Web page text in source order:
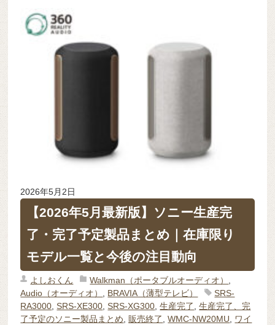
2026年5月2日
【2026年5月最新版】ソニー生産完
了・完了予定製品まとめ｜在庫限り
モデル一覧と今後の注目動向
よしおくん Walkman（ポータブルオーディオ） ,
Audio（オーディオ） , BRAVIA（薄型テレビ）
SRS-
RA3000,SRS-XE300,SRS-XG300,生産完了,生産完了、完
了予定のソニー製品まとめ,販売終了,WMC-NW20MU, ワイ